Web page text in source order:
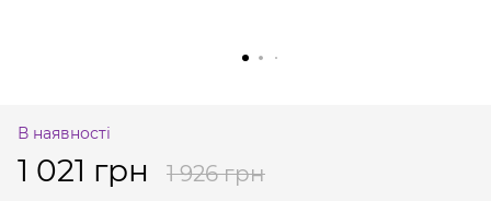
В наявності
1 021 грн 1 926 грн